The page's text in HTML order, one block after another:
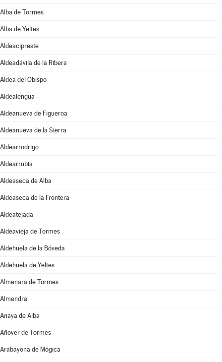
Alba de Tormes
Alba de Yeltes
Aldeacipreste
Aldeadávila de la Ribera
Aldea del Obispo
Aldealengua
Aldeanueva de Figueroa
Aldeanueva de la Sierra
Aldearrodrigo
Aldearrubia
Aldeaseca de Alba
Aldeaseca de la Frontera
Aldeatejada
Aldeavieja de Tormes
Aldehuela de la Bóveda
Aldehuela de Yeltes
Almenara de Tormes
Almendra
Anaya de Alba
Añover de Tormes
Arabayona de Mógica